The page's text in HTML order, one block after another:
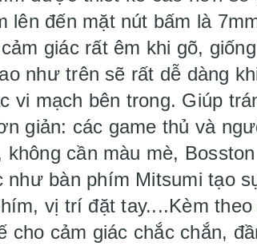
đến mặt nút bấm là
giác rất êm khi gõ,
như trên sẽ rất dễ dàng
vi mạch bên trong. Giúp
các game thủ và
cần màu mè,
như bàn phím Mitsumi tạo
vị trí đặt tay....Kèm
cho cảm giác chắc chắn,